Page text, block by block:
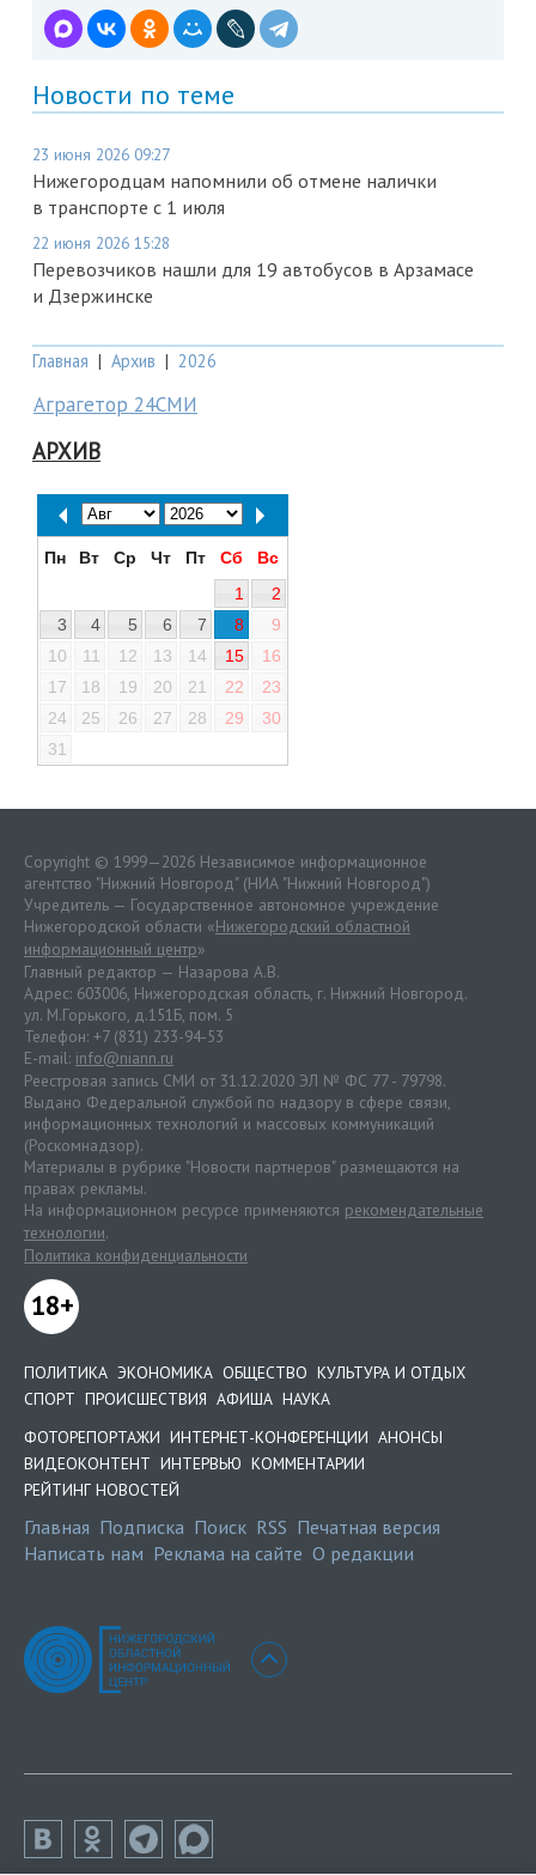
Новости по теме
23 июня 2026 09:27
Нижегородцам напомнили об отмене налички
в транспорте с 1 июля
22 июня 2026 15:28
Перевозчиков нашли для 19 автобусов в Арзамасе
и Дзержинске
Главная | Архив | 2026
Аграгетор 24СМИ
АРХИВ
Пн Вт Ср Чт Пт Сб
Вс
1
2
3
4 5 6 7 8
9
10
11 12 13 14 15
16
17
18 19 20 21 22
23
24
25 26 27 28 29
30
31
Copyright © 1999—2026 Независимое информационное
агентство "Нижний Новгород" (НИА "Нижний Новгород")
Учредитель — Государственное автономное учреждение
Нижегородской области «Нижегородский областной
информационный центр»
Главный редактор — Назарова А.В.
Адрес: 603006, Нижегородская область, г. Нижний Новгород.
ул. М.Горького, д.151Б, пом. 5
Телефон: +7 (831) 233-94-53
E-mail: info@niann.ru
Реестровая запись СМИ от 31.12.2020 ЭЛ № ФС 77 - 79798.
Выдано Федеральной службой по надзору в сфере связи,
информационных технологий и массовых коммуникаций
(Роскомнадзор).
Материалы в рубрике "Новости партнеров" размещаются на
правах рекламы.
На информационном ресурсе применяются рекомендательные
технологии.
Политика конфиденциальности
18+
ПОЛИТИКА ЭКОНОМИКА ОБЩЕСТВО КУЛЬТУРА И ОТДЫХ
СПОРТ ПРОИСШЕСТВИЯ АФИША НАУКА
ФОТОРЕПОРТАЖИ ИНТЕРНЕТ-КОНФЕРЕНЦИИ АНОНСЫ
ВИДЕОКОНТЕНТ ИНТЕРВЬЮ КОММЕНТАРИИ
РЕЙТИНГ НОВОСТЕЙ
Главная Подписка Поиск RSS Печатная версия
Написать нам Реклама на сайте О редакции